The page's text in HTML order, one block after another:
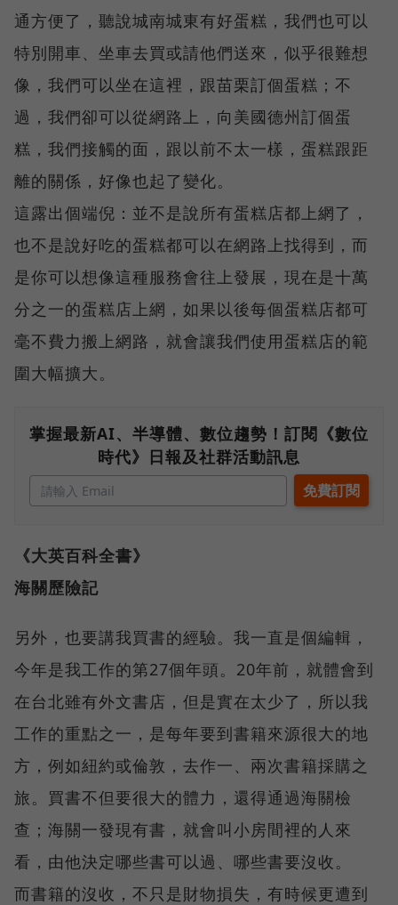
通方便了，聽說城南城東有好蛋糕，我們也可以
特別開車、坐車去買或請他們送來，似乎很難想
像，我們可以坐在這裡，跟苗栗訂個蛋糕；不
過，我們卻可以從網路上，向美國德州訂個蛋
糕，我們接觸的面，跟以前不太一樣，蛋糕跟距
離的關係，好像也起了變化。
這露出個端倪：並不是說所有蛋糕店都上網了，
也不是說好吃的蛋糕都可以在網路上找得到，而
是你可以想像這種服務會往上發展，現在是十萬
分之一的蛋糕店上網，如果以後每個蛋糕店都可
毫不費力搬上網路，就會讓我們使用蛋糕店的範
圍大幅擴大。
掌握最新AI、半導體、數位趨勢！訂閱《數位
時代》日報及社群活動訊息
《大英百科全書》
海關歷險記
另外，也要講我買書的經驗。我一直是個編輯，
今年是我工作的第27個年頭。20年前，就體會到
在台北雖有外文書店，但是實在太少了，所以我
工作的重點之一，是每年要到書籍來源很大的地
方，例如紐約或倫敦，去作一、兩次書籍採購之
旅。買書不但要很大的體力，還得通過海關檢
查；海關一發現有書，就會叫小房間裡的人來
看，由他決定哪些書可以過、哪些書要沒收。
而書籍的沒收，不只是財物損失，有時候更遭到